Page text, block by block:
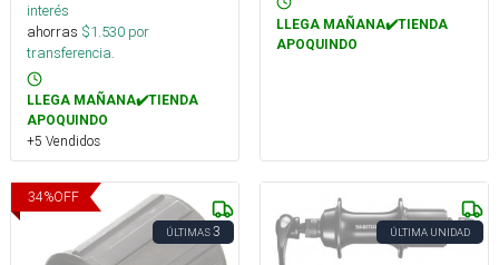
interés
ahorras $1.530 por
transferencia.
LLEGA MAÑANA✔️TIENDA
APOQUINDO
+5 Vendidos
LLEGA MAÑANA✔️TIENDA
APOQUINDO
34%OFF
ÚLTIMAS3 ÚLTIMA UNIDAD